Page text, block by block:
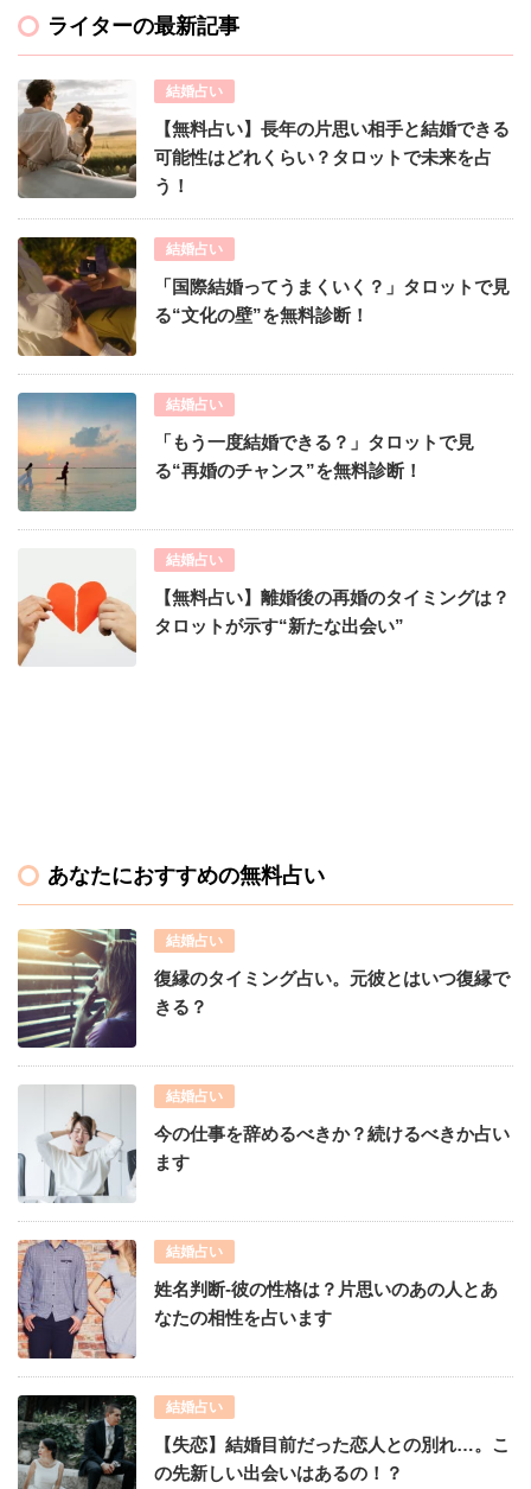
ライターの最新記事
結婚占い
【無料占い】長年の片思い相手と結婚できる
可能性はどれくらい？タロットで未来を占
う！
結婚占い
「国際結婚ってうまくいく？」タロットで見
る“文化の壁”を無料診断！
結婚占い
「もう一度結婚できる？」タロットで見
る“再婚のチャンス”を無料診断！
結婚占い
【無料占い】離婚後の再婚のタイミングは？
タロットが示す“新たな出会い”
あなたにおすすめの無料占い
結婚占い
復縁のタイミング占い。元彼とはいつ復縁で
きる？
結婚占い
今の仕事を辞めるべきか？続けるべきか占い
ます
結婚占い
姓名判断-彼の性格は？片思いのあの人とあ
なたの相性を占います
結婚占い
【失恋】結婚目前だった恋人との別れ…。こ
の先新しい出会いはあるの！？